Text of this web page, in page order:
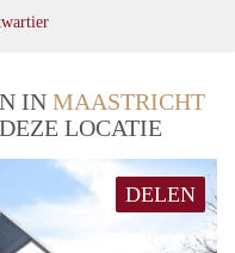
IN MAASTRICHT
LOCATIE
DELEN